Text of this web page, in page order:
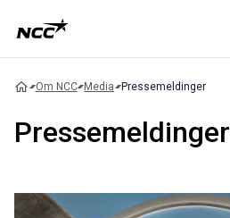
Om NCC Media Pressemeldinger
Pressemeldinger